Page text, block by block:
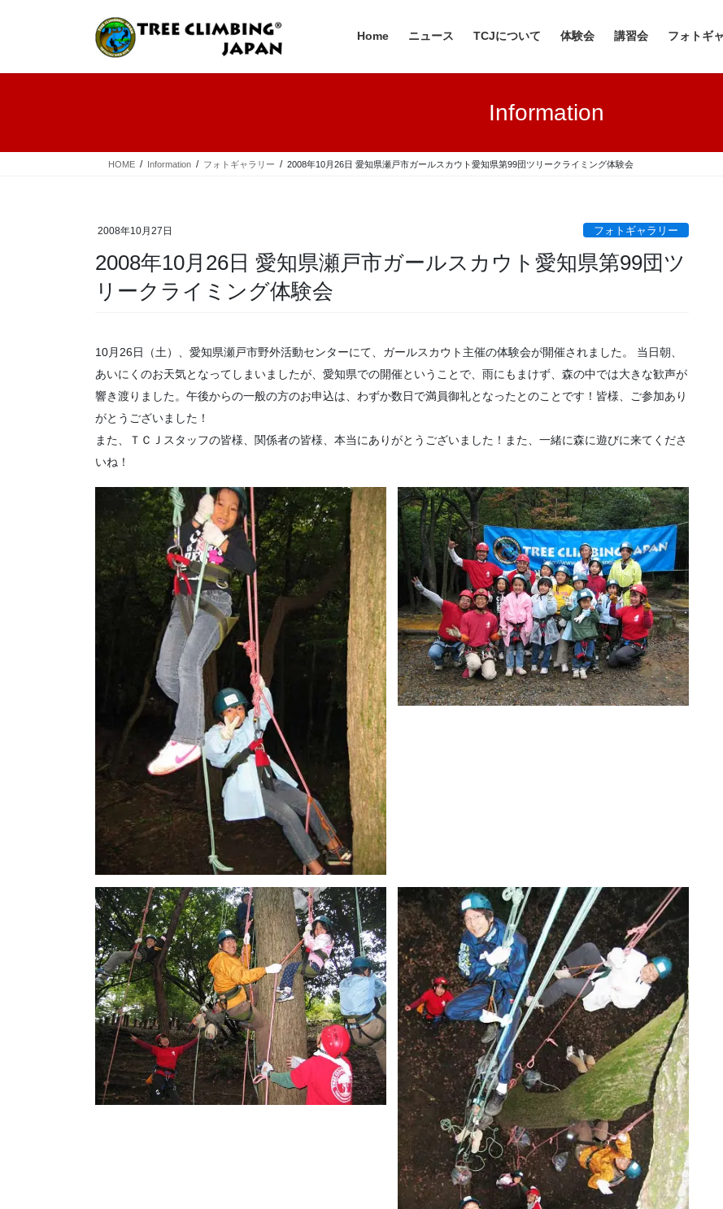
ツ
シ
Home ニュース TCJについて 体験会 講習会 フォトギ
Information
HOME Information フォトギャラリー 2008年10月26日 愛知県瀬戸市ガールスカウト愛知県第99団ツリークライミング体験会
2008年10月27日 フォトギャラリー
2008年10月26日 愛知県瀬戸市ガールスカウト愛知県第99団ツ
リークライミング体験会
10月26日（土）、愛知県瀬戸市野外活動センターにて、ガールスカウト主催の体験会が開催されました。 当日朝、
あいにくのお天気となってしまいましたが、愛知県での開催ということで、雨にもまけず、森の中では大きな歓声が
響き渡りました。午後からの一般の方のお申込は、わずか数日で満員御礼となったとのことです！皆様、ご参加あり
がとうございました！
また、ＴＣＪスタッフの皆様、関係者の皆様、本当にありがとうございました！また、一緒に森に遊びに来てくださ
いね！